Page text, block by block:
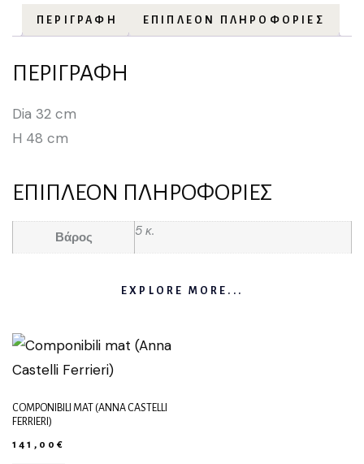
ΠΕΡΙΓΡΑΦΉ ΕΠΙΠΛΈΟΝ ΠΛΗΡΟΦΟΡΊΕΣ
ΠΕΡΙΓΡΑΦΉ
Dia 32 cm
H 48 cm
ΕΠΙΠΛΈΟΝ ΠΛΗΡΟΦΟΡΊΕΣ
Βάρος 5 κ.
EXPLORE MORE...
COMPONIBILI MAT (ANNA CASTELLI
FERRIERI)
141,00€